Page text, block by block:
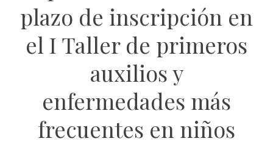
plazo de inscripción en
el I Taller de primeros
auxilios y
enfermedades más
frecuentes en niños